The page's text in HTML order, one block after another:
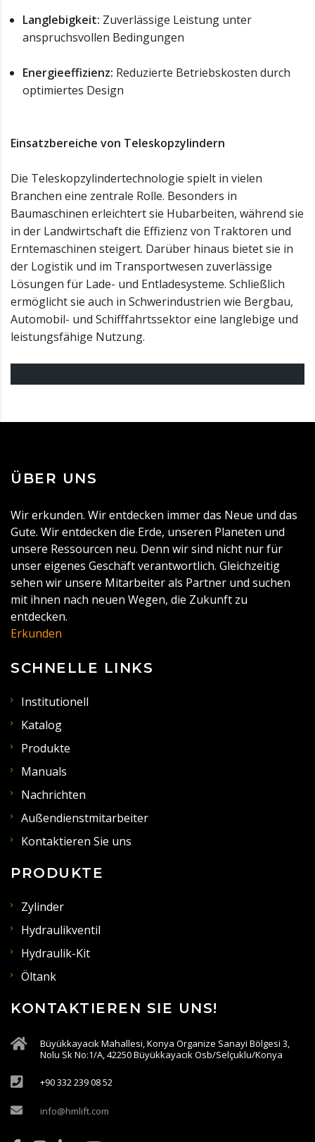
Langlebigkeit: Zuverlässige Leistung unter
anspruchsvollen Bedingungen
Energieeffizienz: Reduzierte Betriebskosten durch
optimiertes Design
Einsatzbereiche von Teleskopzylindern
Die Teleskopzylindertechnologie spielt in vielen
Branchen eine zentrale Rolle. Besonders in
Baumaschinen erleichtert sie Hubarbeiten, während sie
in der Landwirtschaft die Effizienz von Traktoren und
Erntemaschinen steigert. Darüber hinaus bietet sie in
der Logistik und im Transportwesen zuverlässige
Lösungen für Lade- und Entladesysteme. Schließlich
ermöglicht sie auch in Schwerindustrien wie Bergbau,
Automobil- und Schifffahrtssektor eine langlebige und
leistungsfähige Nutzung.
ÜBER UNS
Wir erkunden. Wir entdecken immer das Neue und das
Gute. Wir entdecken die Erde, unseren Planeten und
unsere Ressourcen neu. Denn wir sind nicht nur für
unser eigenes Geschäft verantwortlich. Gleichzeitig
sehen wir unsere Mitarbeiter als Partner und suchen
mit ihnen nach neuen Wegen, die Zukunft zu
entdecken.
Erkunden
SCHNELLE LINKS
Institutionell
Katalog
Produkte
Manuals
Nachrichten
Außendienstmitarbeiter
Kontaktieren Sie uns
PRODUKTE
Zylinder
Hydraulikventil
Hydraulik-Kit
Öltank
KONTAKTIEREN SIE UNS!
Büyükkayacık Mahallesi, Konya Organize Sanayi Bölgesi 3,
Nolu Sk No:1/A, 42250 Büyükkayacık Osb/Selçuklu/Konya
+90 332 239 08 52
info@hmlift.com